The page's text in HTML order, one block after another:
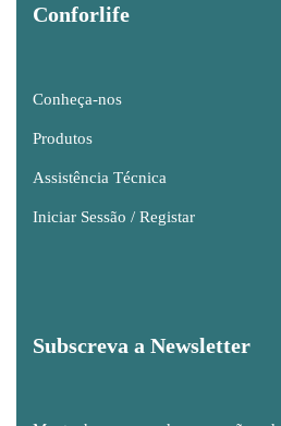
Conforlife
Conheça-nos
Produtos
Assistência Técnica
Iniciar Sessão / Registar
Subscreva a Newsletter